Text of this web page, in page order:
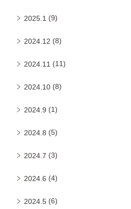
2025.1 (9)
2024.12 (8)
2024.11 (11)
2024.10 (8)
2024.9 (1)
2024.8 (5)
2024.7 (3)
2024.6 (4)
2024.5 (6)